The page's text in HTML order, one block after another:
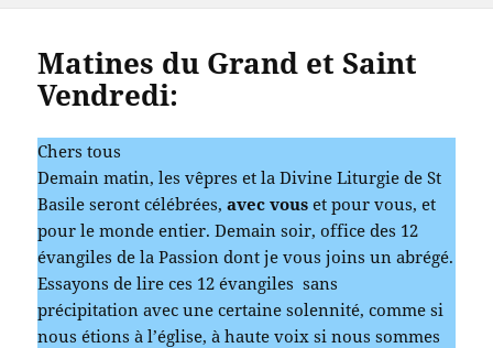
Matines du Grand et Saint
Vendredi:
Chers tous
Demain matin, les vêpres et la Divine Liturgie de St
Basile seront célébrées,avec vous et pour vous, et
pour le monde entier. Demain soir, office des 12
évangiles de la Passion dont je vous joins un abrégé.
Essayons de lire ces 12 évangiles sans
précipitation avec une certaine solennité, comme si
nous étions à l’église, à haute voix si nous sommes